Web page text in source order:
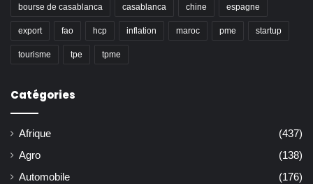
bourse de casablanca casablanca chine espagne
export fao hcp inflation maroc pme startup
tourisme tpe tpme
Catégories
Afrique
(437)
Agro
(138)
Automobile
(176)